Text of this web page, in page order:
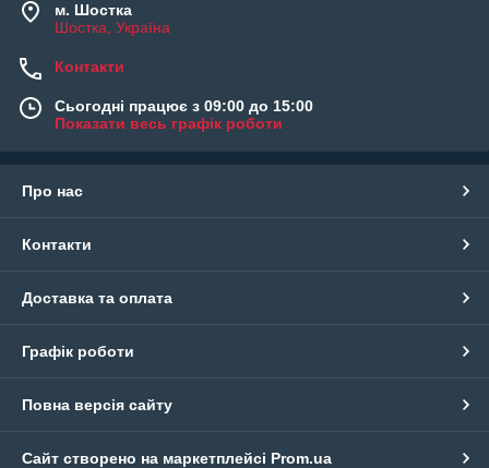
м. Шостка
Шостка, Україна
Контакти
Сьогодні працює з 09:00 до 15:00
Показати весь графік роботи
Про нас
Контакти
Доставка та оплата
Графік роботи
Повна версія сайту
Сайт створено на маркетплейсі Prom.ua